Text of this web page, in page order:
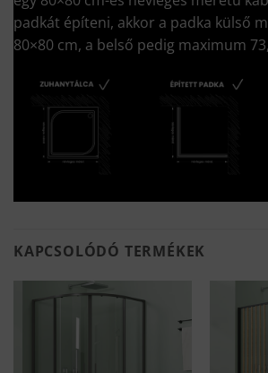
padkát építeni, akkor a padka külső
80×80 cm, a belső pedig maximum
KAPCSOLÓDÓ TERMÉKEK